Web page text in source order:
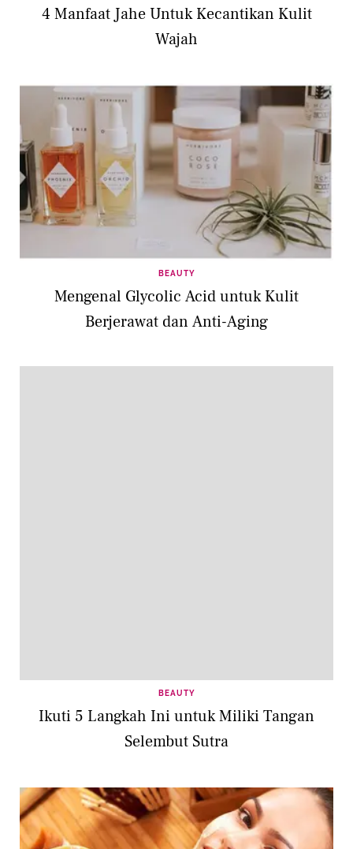
4 Manfaat Jahe Untuk Kecantikan Kulit
Wajah
BEAUTY
Mengenal Glycolic Acid untuk Kulit
Berjerawat dan Anti-Aging
BEAUTY
Ikuti 5 Langkah Ini untuk Miliki Tangan
Selembut Sutra